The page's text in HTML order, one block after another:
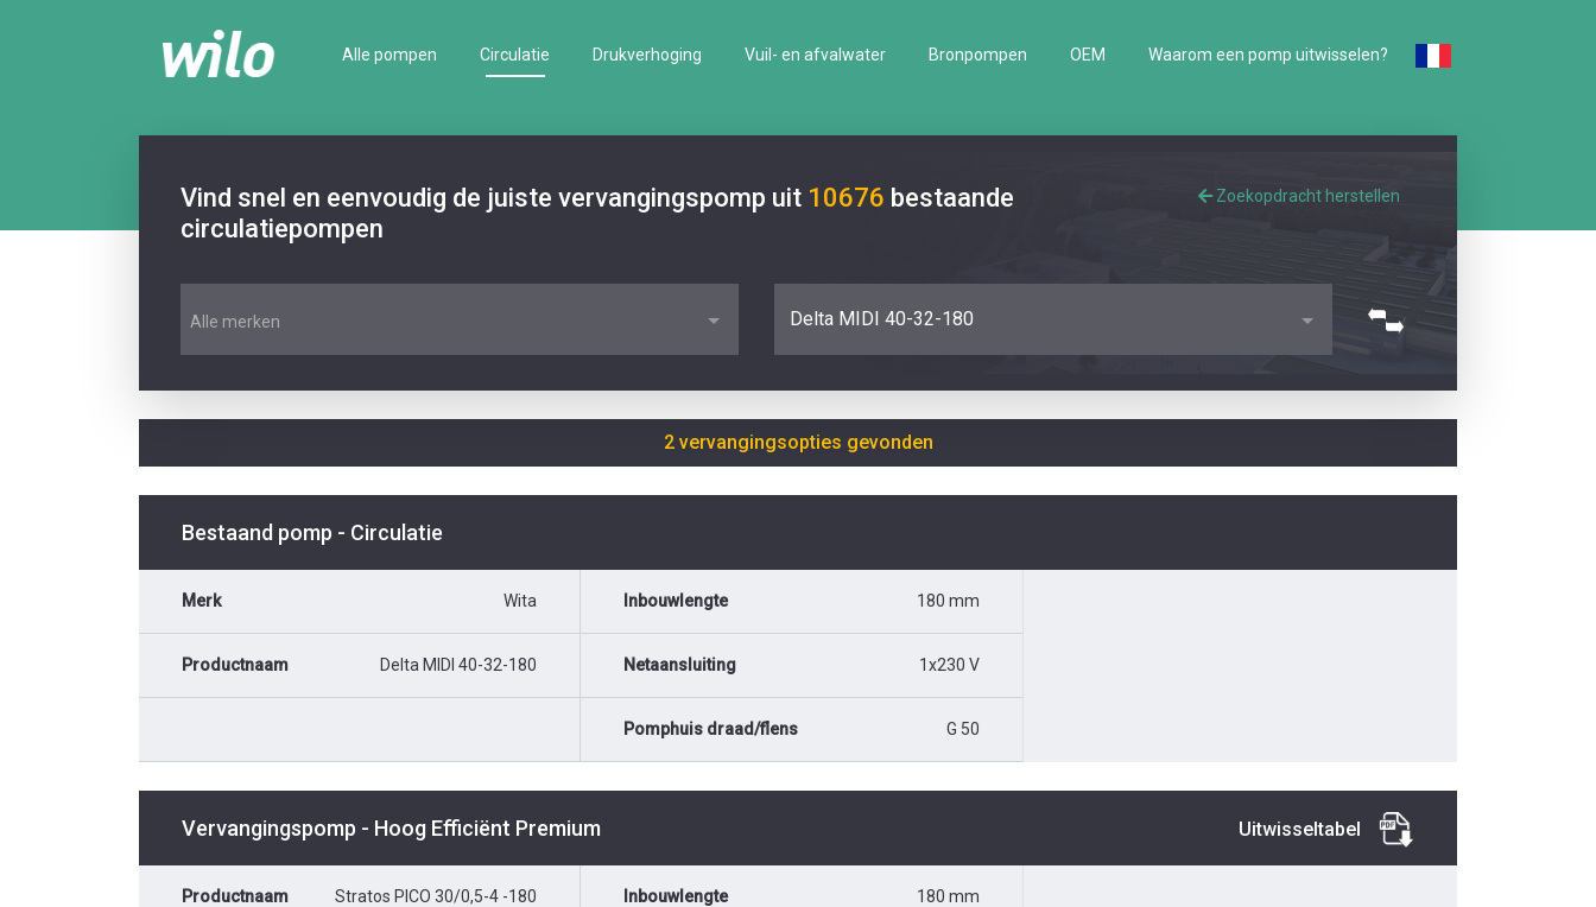
Alle pompen Circulatie Drukverhoging Vuil- en afvalwater Bronpompen OEM Waarom een pomp uitwisselen?
Vind snel en eenvoudig de juiste vervangingspomp uit 10676 bestaande
circulatiepompen
Zoekopdracht herstellen
Alle merken Delta MIDI 40-32-180
2 vervangingsopties gevonden
Bestaand pomp - Circulatie
Merk Wita
Productnaam Delta MIDI 40-32-180
Inbouwlengte 180 mm
Netaansluiting 1x230 V
Pomphuis draad/flens G 50
Vervangingspomp - Hoog Efficiënt Premium Uitwisseltabel
Productnaam Stratos PICO 30/0,5-4 -180 Inbouwlengte 180 mm